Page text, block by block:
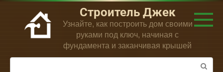
Перейти
контенту
Строитель Джек
Узнайте, как построить дом своими
руками под ключ, начиная с
фундамента и заканчивая крышей
Поиск: